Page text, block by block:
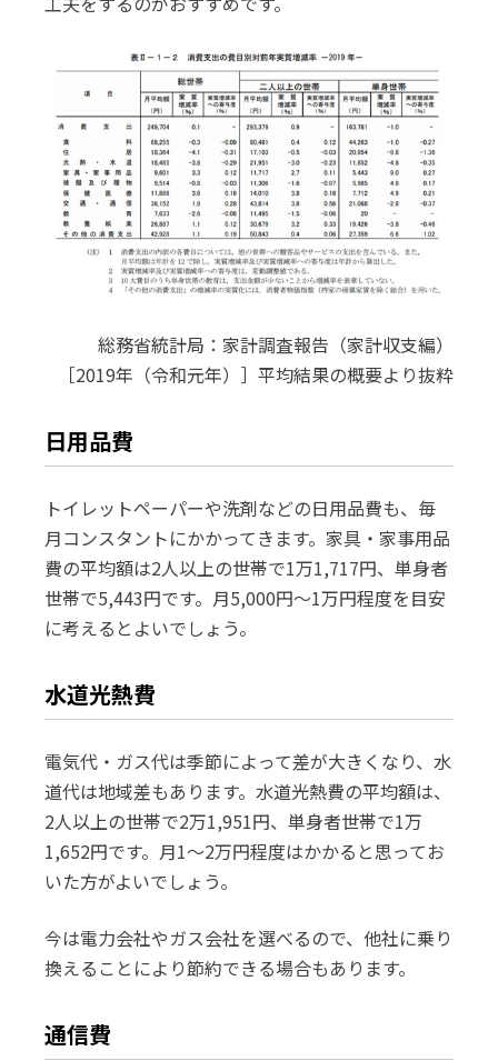
総務省統計局：家計調査報告（家計収支編）
［2019年（令和元年）］平均結果の概要より抜粋
日用品費
トイレットペーパーや洗剤などの日用品費も、毎
月コンスタントにかかってきます。家具・家事用品
費の平均額は2人以上の世帯で1万1,717円、単身者
世帯で5,443円です。月5,000円～1万円程度を目安
に考えるとよいでしょう。
水道光熱費
電気代・ガス代は季節によって差が大きくなり、水
道代は地域差もあります。水道光熱費の平均額は、
2人以上の世帯で2万1,951円、単身者世帯で1万
1,652円です。月1～2万円程度はかかると思ってお
いた方がよいでしょう。
今は電力会社やガス会社を選べるので、他社に乗り
換えることにより節約できる場合もあります。
通信費